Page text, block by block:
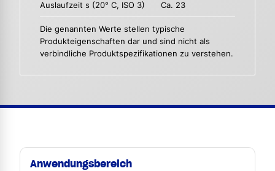
Auslaufzeit s (20° C, ISO 3) Ca. 23
Die genannten Werte stellen typische
Produkteigenschaften dar und sind nicht als
verbindliche Produktspezifikationen zu verstehen.
Anwendungsbereich